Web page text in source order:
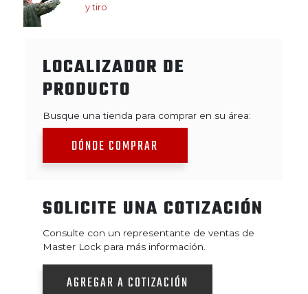
y tiro
LOCALIZADOR DE
PRODUCTO
Busque una tienda para comprar en su área:
DÓNDE COMPRAR
SOLICITE UNA COTIZACIÓN
Consulte con un representante de ventas de
Master Lock para más información.
AGREGAR A COTIZACIÓN